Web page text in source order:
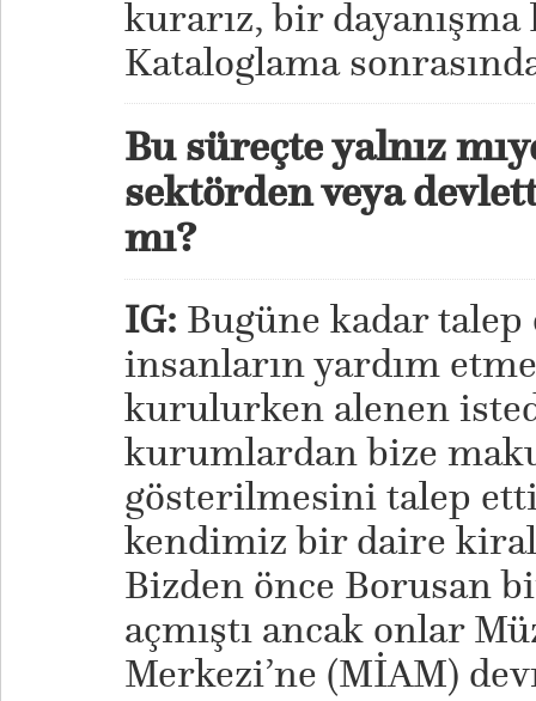
kurarız, bir
Kataloglama
Bu süreçte yalnız
sektörden veya
mı?
IG: Bugüne kadar
insanların yardım
kurulurken alenen
kurumlardan bize
gösterilmesini talep
kendimiz bir daire
Bizden önce Borusan
açmıştı ancak onlar
Merkezi’ne (MİAM)